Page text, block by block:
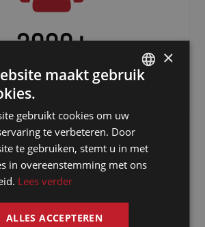
3000+
verspreid over de hele
wereld
FRENCH
×
maakt gebruik
gebruikt cookies om uw
te verbeteren. Door
te gebruiken, stemt u in met
in overeenstemming met ons
Lees verder
ALLES ACCEPTEREN